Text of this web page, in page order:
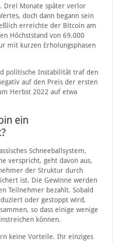
Drei Monate später verlor
doch dann begann sein
erreichte der Bitcoin am
Höchststand von 69.000
mit kurzen Erholungsphasen
politische Instabilität traf den
auf den Preis der ersten
Herbst 2022 auf etwa
ein
Schneeballsystem,
verspricht, geht davon aus,
der Struktur durch
ist. Die Gewinne werden
Teilnehmer bezahlt. Sobald
oder gestoppt wird,
so dass einige wenige
können.
keine Vorteile. Ihr einziges